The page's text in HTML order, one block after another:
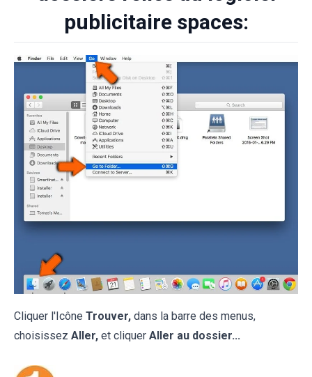
publicitaire spaces:
Cliquer l'Icône Trouver, dans la barre des menus,
choisissez Aller, et cliquer Aller au dossier...